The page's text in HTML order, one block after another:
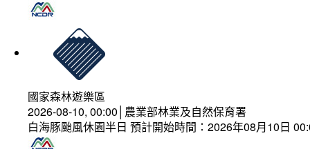
國家森林遊樂區
2026-08-10, 00:00│農業部林業及自然保育署
白海豚颱風休園半日 預計開始時間：2026年08月10日